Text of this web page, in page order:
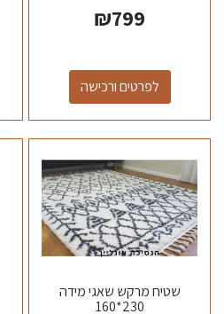
₪799
לפרטים ורכישה
שטיח מרקש שאגי מידה
230*160